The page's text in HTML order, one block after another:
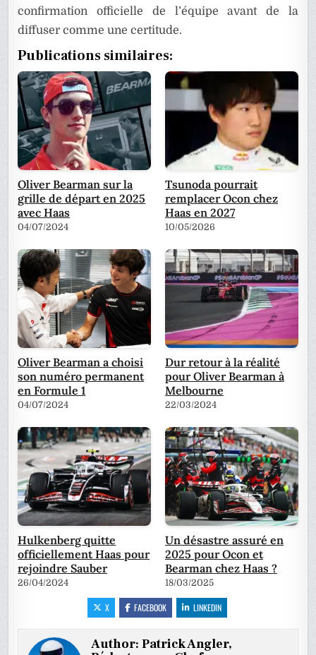
confirmation officielle de l’équipe avant de la
diffuser comme une certitude.
Publications similaires:
Oliver Bearman sur la
grille de départ en 2025
avec Haas
04/07/2024
Tsunoda pourrait
remplacer Ocon chez
Haas en 2027
10/05/2026
Oliver Bearman a choisi
son numéro permanent
en Formule 1
04/07/2024
Dur retour à la réalité
pour Oliver Bearman à
Melbourne
22/03/2024
Hulkenberg quitte
officiellement Haas pour
rejoindre Sauber
26/04/2024
Un désastre assuré en
2025 pour Ocon et
Bearman chez Haas ?
18/03/2025
X FACEBOOK LINKEDIN
Author:Patrick Angler,